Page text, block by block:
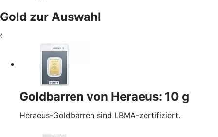
Gold zur Auswahl
‹
Goldbarren von Heraeus: 10 g
Heraeus-Goldbarren sind LBMA-zertifiziert.